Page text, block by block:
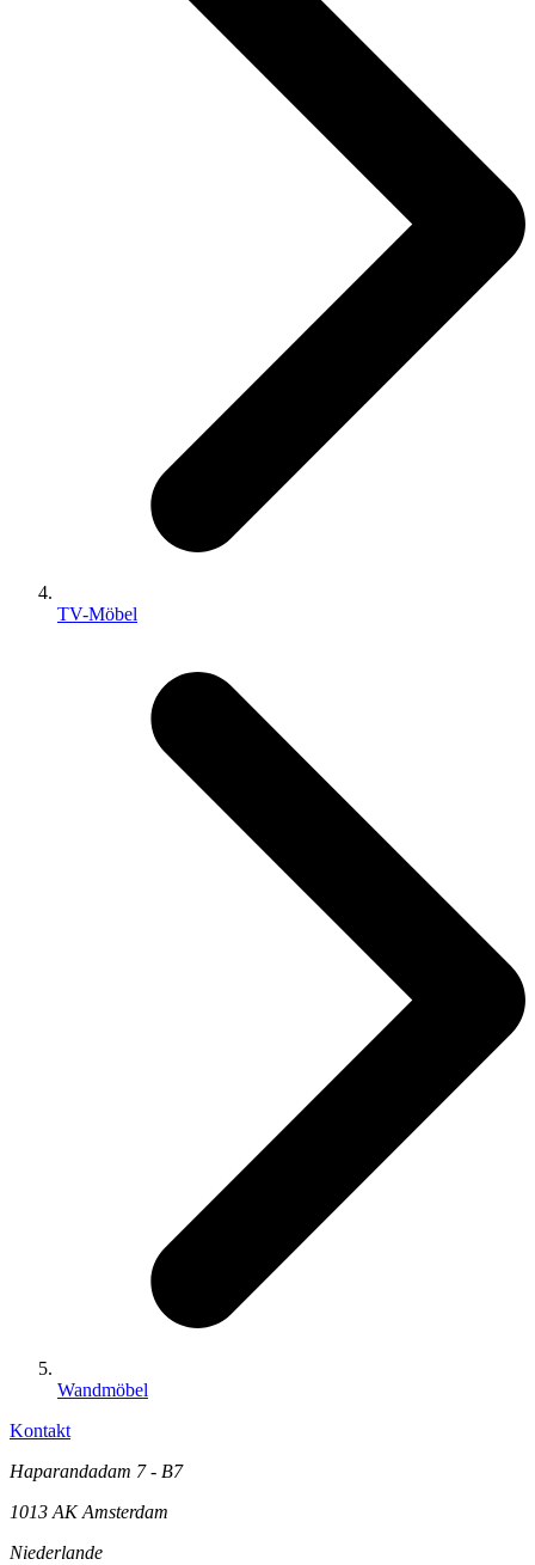
TV-Möbel
Wandmöbel
Kontakt
Haparandadam 7 - B7
1013 AK Amsterdam
Niederlande